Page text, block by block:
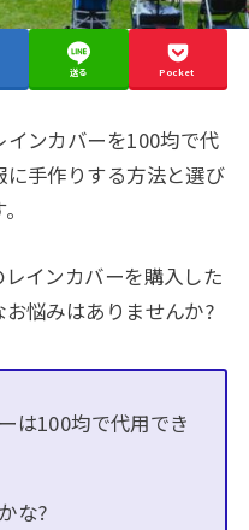
送る Pocket
インカバーを100均で代
手作りする方法と選び
インカバーを購入した
悩みはありませんか?
は100均で代用でき
な?